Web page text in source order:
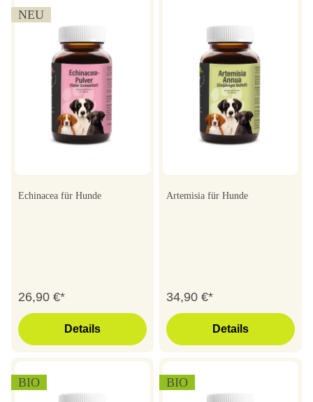
NEU
Echinacea für Hunde
26,90 €*
Details
Artemisia für Hunde
34,90 €*
Details
BIO BIO